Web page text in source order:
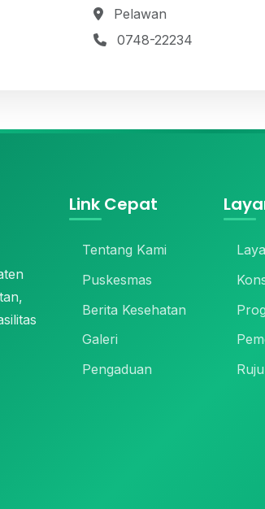
Pelawan
0748-22234
Link Cepat
Tentang Kami
Puskesmas
Berita Kesehatan
Galeri
Pengaduan